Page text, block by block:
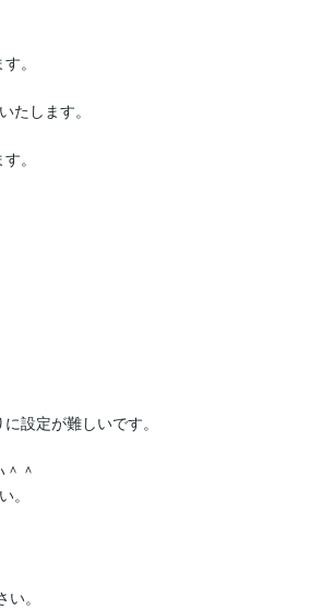
。
たします。
。
設定が難しいです。
＾
。
。